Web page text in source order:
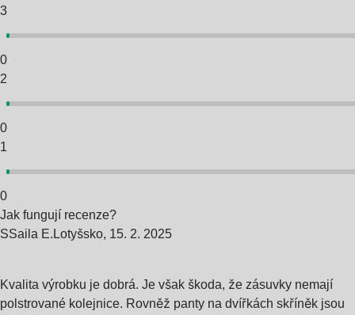
3
0
2
0
1
0
Jak fungují recenze?
SSaila E.Lotyšsko, 15. 2. 2025
Kvalita výrobku je dobrá. Je však škoda, že zásuvky nemají
polstrované kolejnice. Rovněž panty na dvířkách skříněk jsou